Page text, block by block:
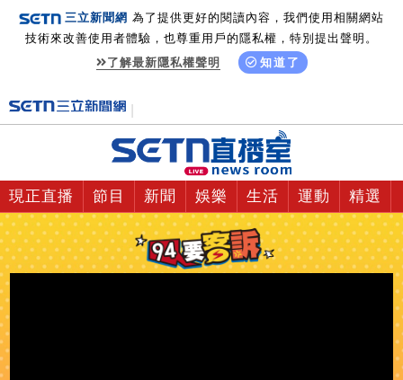
三立新聞網 為了提供更好的閱讀內容，我們使用相關網站
技術來改善使用者體驗，也尊重用戶的隱私權，特別提出聲明。
了解最新隱私權聲明
知道了
現正直播 節目 新聞 娛樂 生活 運動 精選